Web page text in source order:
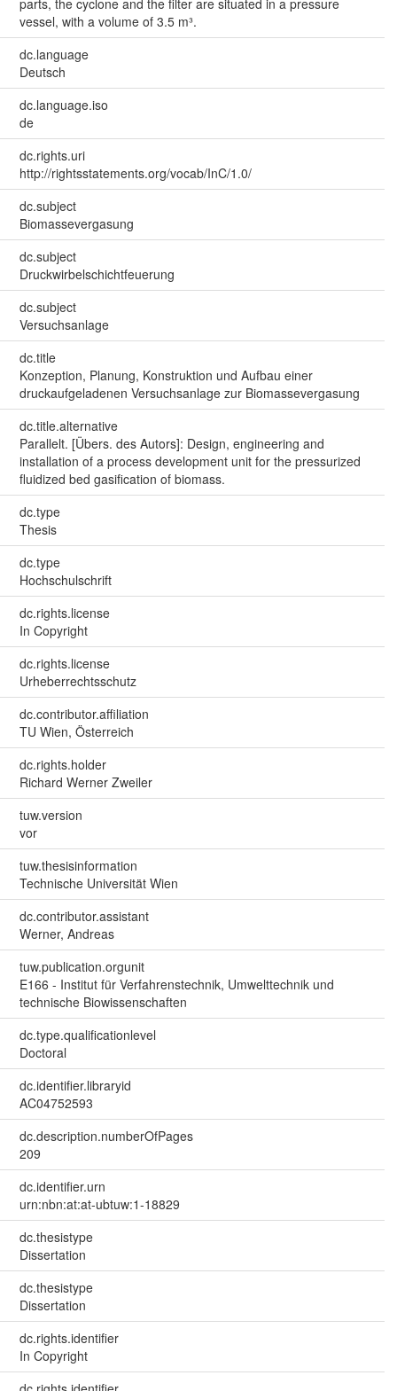
parts, the cyclone and the filter are situated in a pressure
vessel, with a volume of 3.5 m³.
dc.language
Deutsch
dc.language.iso
de
dc.rights.uri
http://rightsstatements.org/vocab/InC/1.0/
dc.subject
Biomassevergasung
dc.subject
Druckwirbelschichtfeuerung
dc.subject
Versuchsanlage
dc.title
Konzeption, Planung, Konstruktion und Aufbau einer
druckaufgeladenen Versuchsanlage zur Biomassevergasung
dc.title.alternative
Parallelt. [Übers. des Autors]: Design, engineering and
installation of a process development unit for the pressurized
fluidized bed gasification of biomass.
dc.type
Thesis
dc.type
Hochschulschrift
dc.rights.license
In Copyright
dc.rights.license
Urheberrechtsschutz
dc.contributor.affiliation
TU Wien, Österreich
dc.rights.holder
Richard Werner Zweiler
tuw.version
vor
tuw.thesisinformation
Technische Universität Wien
dc.contributor.assistant
Werner, Andreas
tuw.publication.orgunit
E166 - Institut für Verfahrenstechnik, Umwelttechnik und
technische Biowissenschaften
dc.type.qualificationlevel
Doctoral
dc.identifier.libraryid
AC04752593
dc.description.numberOfPages
209
dc.identifier.urn
urn:nbn:at:at-ubtuw:1-18829
dc.thesistype
Dissertation
dc.thesistype
Dissertation
dc.rights.identifier
In Copyright